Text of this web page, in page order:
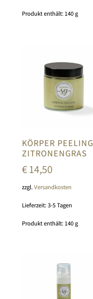
Produkt enthält: 140g
KÖRPER PEELING
ZITRONENGRAS
€14,50
zzgl.Versandkosten
Lieferzeit:3-5 Tagen
Produkt enthält: 140g